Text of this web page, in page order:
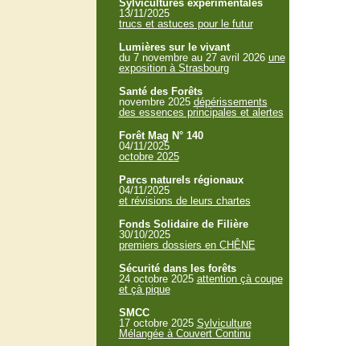
Sylvicultures expérimentales
13/11/2025
trucs et astuces pour le futur
Lumières sur le vivant
du 7 novembre au 27 avril 2026 une
exposition à Strasbourg
Santé des Forêts
novembre 2025 dépérissements
des essences principales et alertes
Forêt Mag N° 140
04/11/2025
octobre 2025
Parcs naturels régionaux
04/11/2025
et révisions de leurs chartes
Fonds Solidaire de Filière
30/10/2025
premiers dossiers en CHÊNE
Sécurité dans les forêts
24 octobre 2025 attention çà coupe
et çà pique
SMCC
17 octobre 2025 Sylviculture
Mélangée à Couvert Continu